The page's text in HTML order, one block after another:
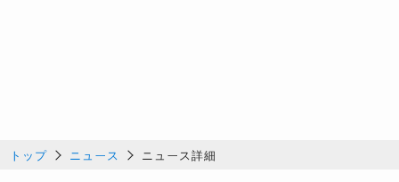
トップ ニュース ニュース詳細